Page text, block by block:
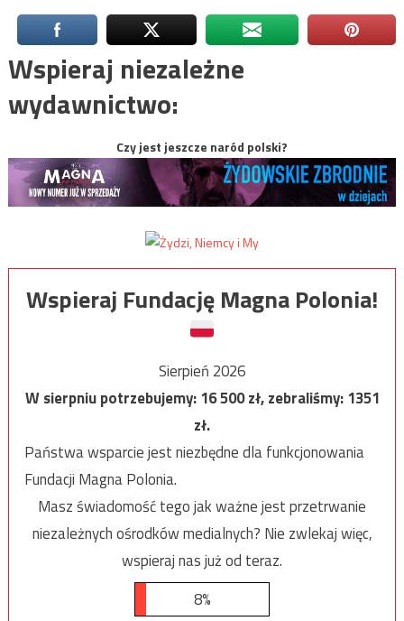
Wspieraj niezależne
wydawnictwo:
Czy jest jeszcze naród polski?
Wspieraj Fundację Magna Polonia!
Sierpień 2026
W sierpniu potrzebujemy:16 500zł, zebraliśmy:1351
zł.
Państwa wsparcie jest niezbędne dla funkcjonowania
Fundacji Magna Polonia.
Masz świadomość tego jak ważne jest przetrwanie
niezależnych ośrodków medialnych? Nie zwlekaj więc,
wspieraj nas już od teraz.
8%